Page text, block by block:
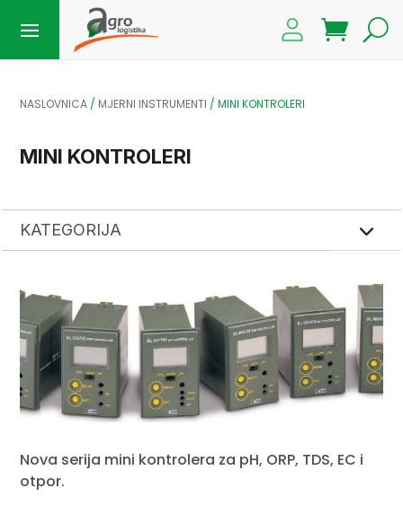
NASLOVNICA / MJERNI INSTRUMENTI / MINI KONTROLERI
MINI KONTROLERI
KATEGORIJA
Nova serija mini kontrolera za pH, ORP, TDS, EC i
otpor.